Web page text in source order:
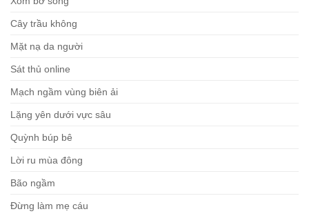
Cây trầu không
Mặt nạ da người
Sát thủ online
Mạch ngầm vùng biên ải
Lặng yên dưới vực sâu
Quỳnh búp bê
Lời ru mùa đông
Bão ngầm
Đừng làm mẹ cáu